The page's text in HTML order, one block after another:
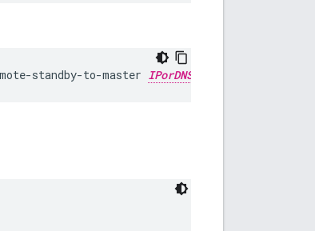
standby-to-master IPorDNSofOldMaster